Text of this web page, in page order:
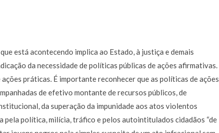
está acontecendo implica ao Estado, à justiça e demais
da necessidade de políticas públicas de ações afirmativas.
ações práticas. É importante reconhecer que as políticas de ações
de efetivo montante de recursos públicos, de
da superação da impunidade aos atos violentos
pela política, milícia, tráfico e pelos autointitulados cidadãos “de